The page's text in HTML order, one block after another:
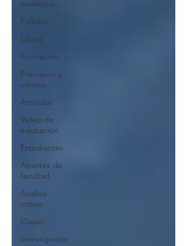
evidencia
Folletos
Libros
Formación
Principios y
valores
Artículos
Video de
educación
Estudiantes
Aportes de
facultad
Análisis
crítico
Clases
Investigación